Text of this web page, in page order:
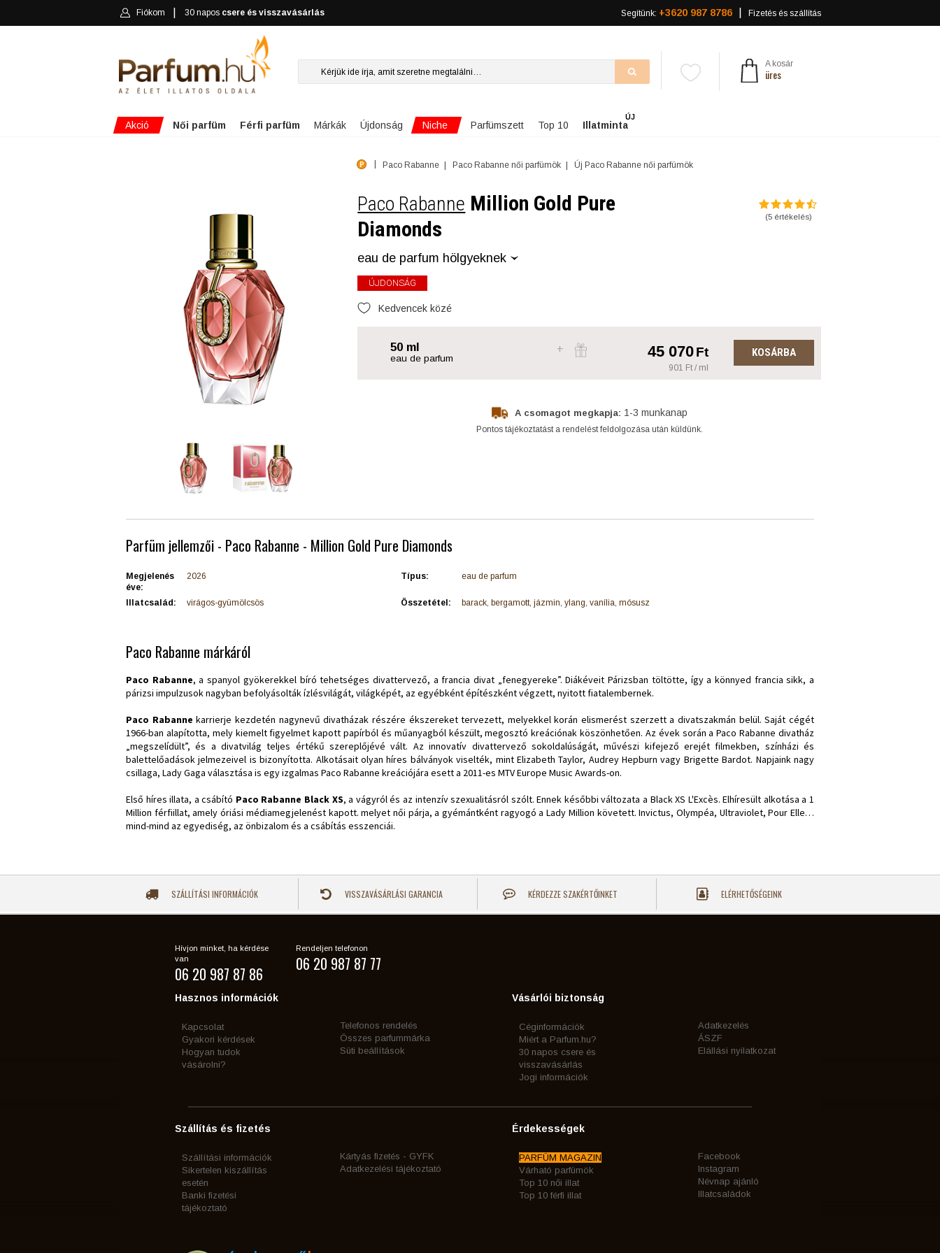
Fiókom 30 napos csere és visszavásárlás Segítünk: +3620 987 8786 Fizetés és szállítás
A kosár
üres
Akció Női parfüm Férfi parfüm Márkák Újdonság Niche Parfümszett Top 10 Illatminta
ÚJ
Paco Rabanne Paco Rabanne női parfümök Új Paco Rabanne női parfümök
Paco Rabanne Million Gold Pure
Diamonds
eau de parfum hölgyeknek
ÚJDONSÁG
Kedvencek közé
(5értékelés)
50 ml
eau de parfum 45 070Ft
901 Ft / ml
KOSÁRBA
A csomagot megkapja: 1-3 munkanap
Pontos tájékoztatást a rendelést feldolgozása után küldünk.
Parfüm jellemzői - Paco Rabanne - Million Gold Pure Diamonds
Megjelenés
éve:
2026 Típus: eau de parfum
Illatcsalád: virágos-gyümölcsös Összetétel: barack, bergamott, jázmin, ylang, vanília, mósusz
Paco Rabanne márkáról
Paco Rabanne, a spanyol gyökerekkel bíró tehetséges divattervező, a francia divat „fenegyereke”. Diákéveit Párizsban töltötte, így a könnyed francia sikk, a
párizsi impulzusok nagyban befolyásolták ízlésvilágát, világképét, az egyébként építészként végzett, nyitott fiatalembernek.
Paco Rabanne karrierje kezdetén nagynevű divatházak részére ékszereket tervezett, melyekkel korán elismerést szerzett a divatszakmán belül. Saját cégét
1966-ban alapította, mely kiemelt figyelmet kapott papírból és műanyagból készült, megosztó kreációnak köszönhetően. Az évek során a Paco Rabanne divatház
„megszelídült”, és a divatvilág teljes értékű szereplőjévé vált. Az innovatív divattervező sokoldalúságát, művészi kifejező erejét filmekben, színházi és
balettelőadások jelmezeivel is bizonyította. Alkotásait olyan híres bálványok viselték, mint Elizabeth Taylor, Audrey Hepburn vagy Brigette Bardot. Napjaink nagy
csillaga, Lady Gaga választása is egy izgalmas Paco Rabanne kreációjára esett a 2011-es MTV Europe Music Awards-on.
Első híres illata, a csábító Paco Rabanne Black XS, a vágyról és az intenzív szexualitásról szólt. Ennek későbbi változata a Black XS L'Excès. Elhíresült alkotása a 1
Million férfiillat, amely óriási médiamegjelenést kapott. melyet női párja, a gyémántként ragyogó a Lady Million követett. Invictus, Olympéa, Ultraviolet, Pour Elle…
mind-mind az egyediség, az önbizalom és a csábítás esszenciái.
SZÁLLÍTÁSI INFORMÁCIÓK VISSZAVÁSÁRLÁSI GARANCIA KÉRDEZZE SZAKÉRTŐINKET ELÉRHETŐSÉGEINK
Hívjon minket, ha kérdése
van
06 20 987 87 86
Rendeljen telefonon
06 20 987 87 77
Hasznos információk
Kapcsolat
Gyakori kérdések
Hogyan tudok
vásárolni?
Telefonos rendelés
Összes parfummárka
Süti beállítások
Vásárlói biztonság
Céginformációk
Miért a Parfum.hu?
30 napos csere és
visszavásárlás
Jogi információk
Adatkezelés
ÁSZF
Elállási nyilatkozat
Szállítás és fizetés
Szállítási információk
Sikertelen kiszállítás
esetén
Banki fizetési
tájékoztató
Kártyás fizetés - GYFK
Adatkezelési tájékoztató
Érdekességek
PARFÜM MAGAZIN
Várható parfümök
Top 10 női illat
Top 10 férfi illat
Facebook
Instagram
Névnap ajánló
Illatcsaládok